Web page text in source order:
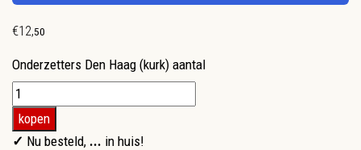
€12,50
Onderzetters Den Haag (kurk) aantal
kopen
✓ Nu besteld, ... in huis!